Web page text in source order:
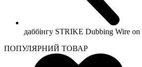
даббінгу STRIKE Dubbing Wire on
ПОПУЛЯРНИЙ ТОВАР